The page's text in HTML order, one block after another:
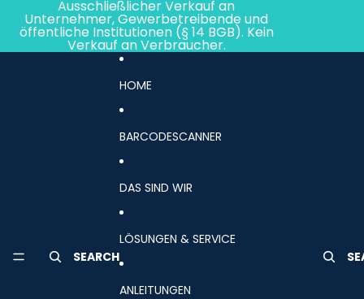
Ausschließlicher Verkauf an
Unternehmer, Gewerbetreibende und
öffentliche Institutionen (§ 14 BGB). Kein
Verkauf an Verbraucher.
SEARCH
HOME
BARCODESCANNER
DAS SIND WIR
LÖSUNGEN & SERVICE
ANLEITUNGEN